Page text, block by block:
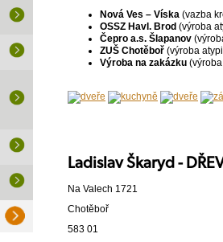
Nová Ves – Víska (vazba
OSSZ Havl. Brod (výroba
Čepro a.s. Šlapanov
ZUŠ Chotěboř (výroba
Výroba na zakázku
Ladislav Škaryd -
Na Valech 1721
Chotěboř
583 01